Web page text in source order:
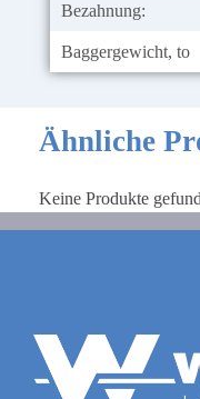
Bezahnung:
Baggergewicht, to
Ähnliche
Keine Produkte